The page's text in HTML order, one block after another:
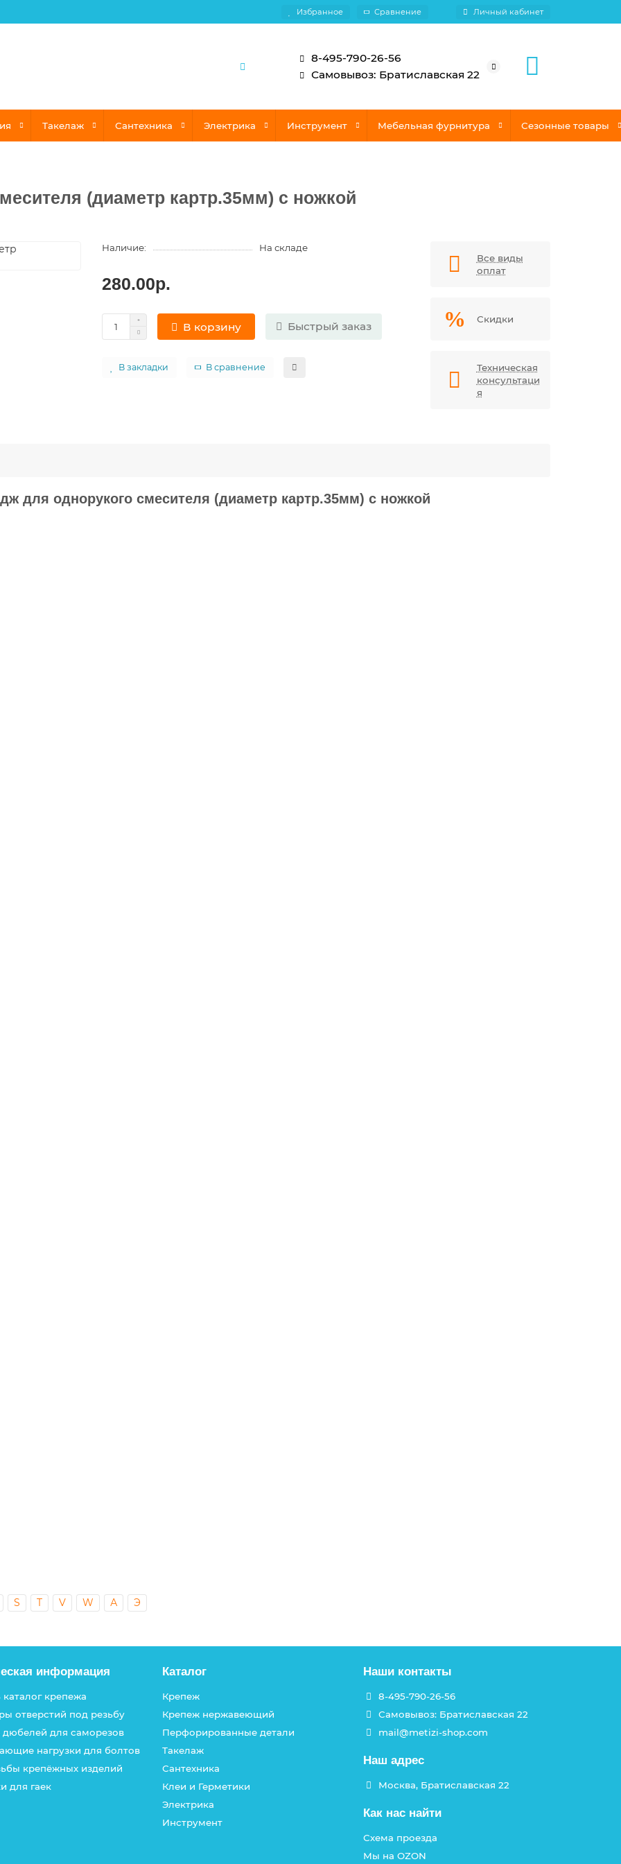
Избранное Сравнение Личный кабинет
8-495-790-26-56
Самовывоз: Братиславская 22
Такелаж Сантехника Электрика Инструмент Мебельная фурнитура Сезонные товары
(диаметр картр.35мм) с ножкой
Наличие: На складе
280.00р.
В корзину Быстрый заказ
В закладки В сравнение
Все виды
оплат
Скидки
Техническая
консультаци
я
для однорукого смесителя (диаметр картр.35мм) с ножкой
S T V W А Э
информация
каталог крепежа
отверстий под резьбу
для саморезов
нагрузки для болтов
крепёжных изделий
для гаек
Каталог
Крепеж
Крепеж нержавеющий
Перфорированные детали
Такелаж
Сантехника
Клеи и Герметики
Электрика
Инструмент
Наши контакты
8-495-790-26-56
Самовывоз: Братиславская 22
mail@metizi-shop.com
Наш адрес
Москва, Братиславская 22
Как нас найти
Схема проезда
Мы на OZON